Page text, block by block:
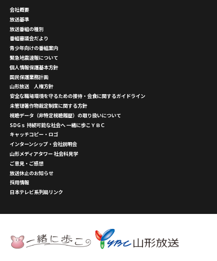
会社概要
放送基準
放送番組の種別
番組審議会だより
青少年向けの番組案内
緊急地震速報について
個人情報保護基本方針
国民保護業務計画
山形放送 人権方針
安全な職場環境を守るための接待・会食に関するガイドライン
未管理著作物裁定制度に関する方針
視聴データ（非特定視聴履歴）の取り扱いについて
SDGｓ 持続可能な社会へ 一緒に歩こＹＢＣ
キャッチコピー・ロゴ
インターンシップ・会社説明会
山形メディアタワー 社会科見学
ご意見・ご感想
放送休止のお知らせ
採用情報
日本テレビ系列局リンク